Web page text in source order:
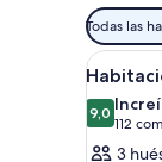
Filtros
para
las
Todas las
Abrir
todas
las
fotos
8
9,09,0 de 10
112
(112
3